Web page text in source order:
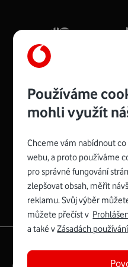
Více o COMPAL CH7465VF
Zyxel VMG8623-T50B:
Rozměry modemu jsou 16
a nabízí 4 gigabitové LAN
Fi ve verzích 802.11 b/g/n/
Mb/s.
Spojte se
Používáme
mohli využít
Chceme vám nabídnout
webu, a proto používáme
pro správné fungování
zlepšovat obsah, měřit
reklamu. Svůj výběr
můžete přečíst v
a také vZásadách